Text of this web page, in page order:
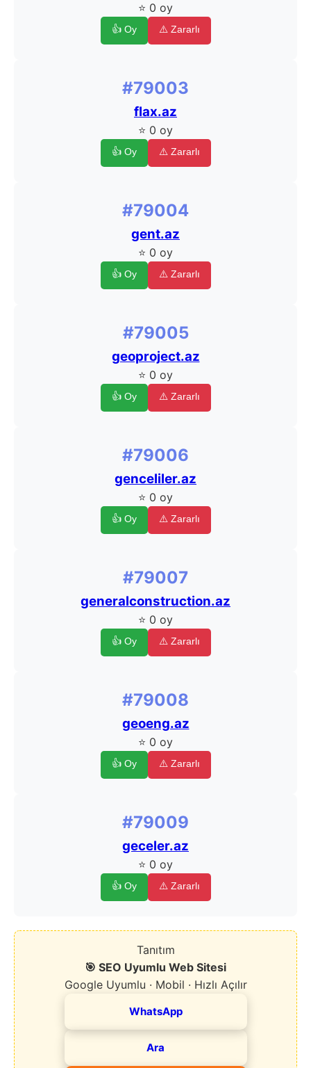
⭐ 0 oy
👍 Oy ⚠️ Zararlı
#79003
flax.az
⭐ 0 oy
👍 Oy ⚠️ Zararlı
#79004
gent.az
⭐ 0 oy
👍 Oy ⚠️ Zararlı
#79005
geoproject.az
⭐ 0 oy
👍 Oy ⚠️ Zararlı
#79006
genceliler.az
⭐ 0 oy
👍 Oy ⚠️ Zararlı
#79007
generalconstruction.az
⭐ 0 oy
👍 Oy ⚠️ Zararlı
#79008
geoeng.az
⭐ 0 oy
👍 Oy ⚠️ Zararlı
#79009
geceler.az
⭐ 0 oy
👍 Oy ⚠️ Zararlı
Tanıtım
🎯 SEO Uyumlu Web Sitesi
Google Uyumlu · Mobil · Hızlı Açılır
WhatsApp
Ara